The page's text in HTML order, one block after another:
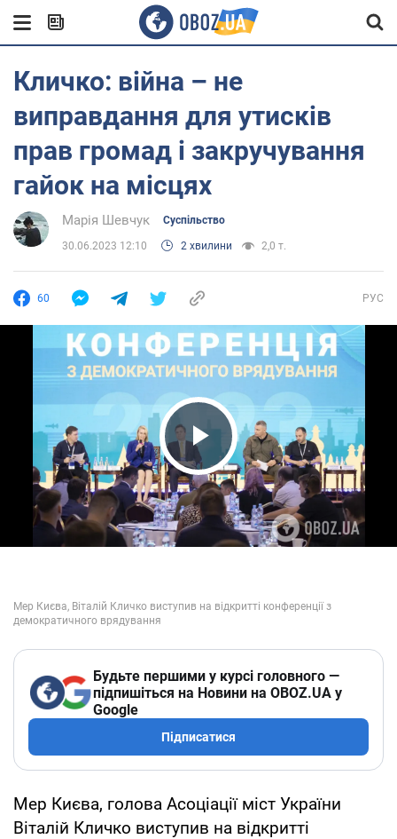
Кличко: війна – не
виправдання для утисків
прав громад і закручування
гайок на місцях
Марія Шевчук Суспільство
30.06.2023 12:10 2 хвилини 2,0 т.
60 РУС
Play Video
Будьте першими у курсі головного —
підпишіться на Новини на OBOZ.UA у
Google
Підписатися
Мер Києва, голова Асоціації міст України
Віталій Кличко виступив на відкритті